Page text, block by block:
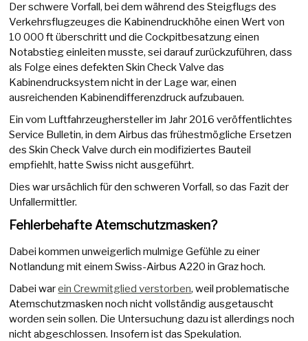
Der schwere Vorfall, bei dem während des Steigflugs des
Verkehrsflugzeuges die Kabinendruckhöhe einen Wert von
10 000 ft überschritt und die Cockpitbesatzung einen
Notabstieg einleiten musste, sei darauf zurückzuführen, dass
als Folge eines defekten Skin Check Valve das
Kabinendrucksystem nicht in der Lage war, einen
ausreichenden Kabinendifferenzdruck aufzubauen.
Ein vom Luftfahrzeughersteller im Jahr 2016 veröffentlichtes
Service Bulletin, in dem Airbus das frühestmögliche Ersetzen
des Skin Check Valve durch ein modifiziertes Bauteil
empfiehlt, hatte Swiss nicht ausgeführt.
Dies war ursächlich für den schweren Vorfall, so das Fazit der
Unfallermittler.
Fehlerbehafte Atemschutzmasken?
Dabei kommen unweigerlich mulmige Gefühle zu einer
Notlandung mit einem Swiss-Airbus A220 in Graz hoch.
Dabei warein Crewmitglied verstorben, weil problematische
Atemschutzmasken noch nicht vollständig ausgetauscht
worden sein sollen. Die Untersuchung dazu ist allerdings noch
nicht abgeschlossen. Insofern ist das Spekulation.